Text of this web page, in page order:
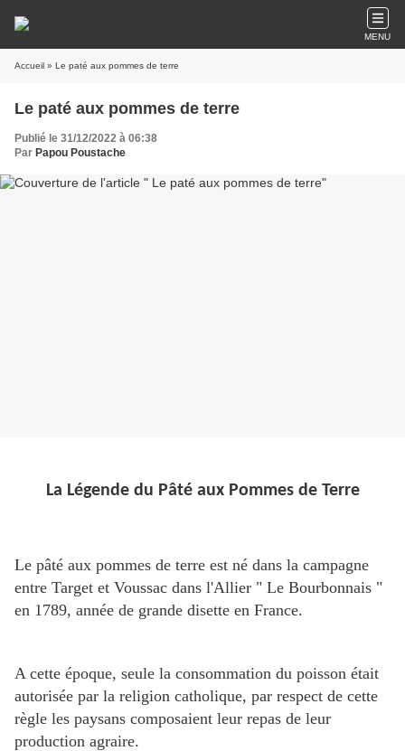
MENU
Accueil » Le paté aux pommes de terre
Le paté aux pommes de terre
Publié le 31/12/2022 à 06:38
Par Papou Poustache
La Légende du Pâté aux Pommes de Terre
Le pâté aux pommes de terre est né dans la campagne
entre Target et Voussac dans l'Allier " Le Bourbonnais "
en 1789, année de grande disette en France.
A cette époque, seule la consommation du poisson était
autorisée par la religion catholique, par respect de cette
règle les paysans composaient leur repas de leur
production agraire.